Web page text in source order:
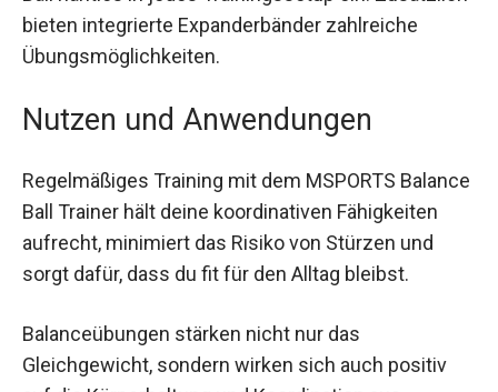
Zusätzlich bieten integrierte Expanderbänder
zahlreiche Übungsmöglichkeiten.
Nutzen und Anwendungen
Balance Ball Trainer hält deine koordinativen
Fähigkeiten aufrecht, minimiert das Risiko von
Stürzen und sorgt dafür, dass du fit für den Alltag
bleibst.
Balanceübungen stärken nicht nur das
Gleichgewicht, sondern wirken sich auch positiv